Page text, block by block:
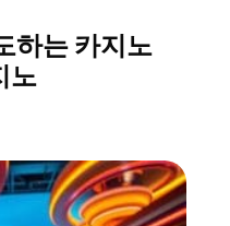
하는 카지노
노